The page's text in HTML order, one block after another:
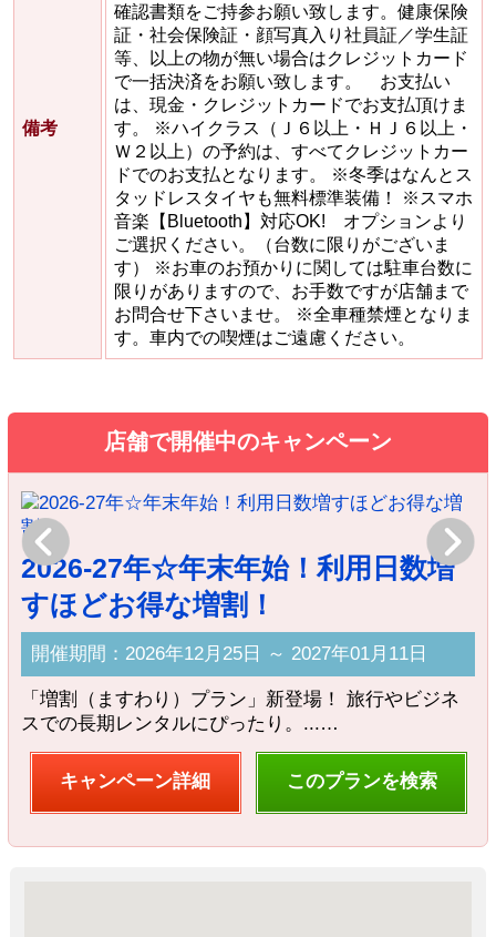
備考
確認書類をご持参お願い致します。健康保険
証・社会保険証・顔写真入り社員証／学生証
等、以上の物が無い場合はクレジットカード
で一括決済をお願い致します。 お支払い
は、現金・クレジットカードでお支払頂けま
す。 ※ハイクラス（Ｊ６以上・ＨＪ６以上・
Ｗ２以上）の予約は、すべてクレジットカー
ドでのお支払となります。 ※冬季はなんとス
タッドレスタイヤも無料標準装備！ ※スマホ
音楽【Bluetooth】対応OK! オプションより
ご選択ください。（台数に限りがございま
す） ※お車のお預かりに関しては駐車台数に
限りがありますので、お手数ですが店舗まで
お問合せ下さいませ。 ※全車種禁煙となりま
す。車内での喫煙はご遠慮ください。
店舗で開催中のキャンペーン
Previous
2026-27年☆年末年始！利用日数増
すほどお得な増割！
開催期間：2026年12月25日 ～ 2027年01月11日
「増割（ますわり）プラン」新登場！ 旅行やビジネ
スでの長期レンタルにぴったり。...…
キャンペーン詳細 このプランを検索
Next